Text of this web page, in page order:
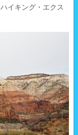
イキング・エクス